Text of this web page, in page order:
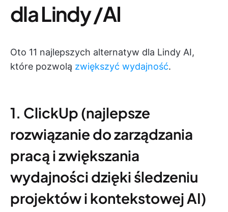
dla Lindy /AI
Oto 11 najlepszych alternatyw dla Lindy AI,
które pozwolą zwiększyć wydajność.
1. ClickUp (najlepsze
rozwiązanie do zarządzania
pracą i zwiększania
wydajności dzięki śledzeniu
projektów i kontekstowej AI)